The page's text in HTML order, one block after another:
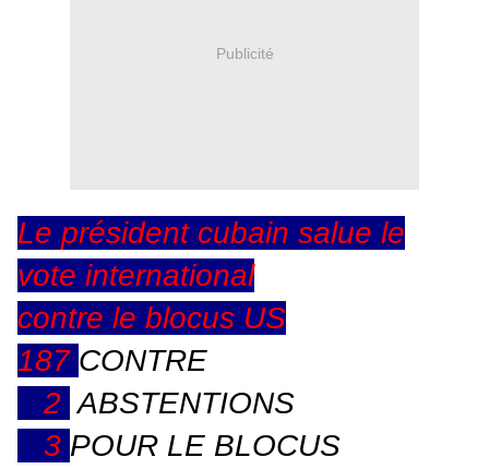
Publicité
Le président cubain salue le
vote international
contre le blocus US
187 CONTRE
2 ABSTENTIONS
3 POUR LE BLOCUS